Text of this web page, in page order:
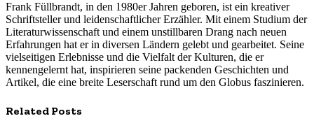
Frank Füllbrandt, in den 1980er Jahren geboren, ist ein kreativer
Schriftsteller und leidenschaftlicher Erzähler. Mit einem Studium der
Literaturwissenschaft und einem unstillbaren Drang nach neuen
Erfahrungen hat er in diversen Ländern gelebt und gearbeitet. Seine
vielseitigen Erlebnisse und die Vielfalt der Kulturen, die er
kennengelernt hat, inspirieren seine packenden Geschichten und
Artikel, die eine breite Leserschaft rund um den Globus faszinieren.
Related Posts